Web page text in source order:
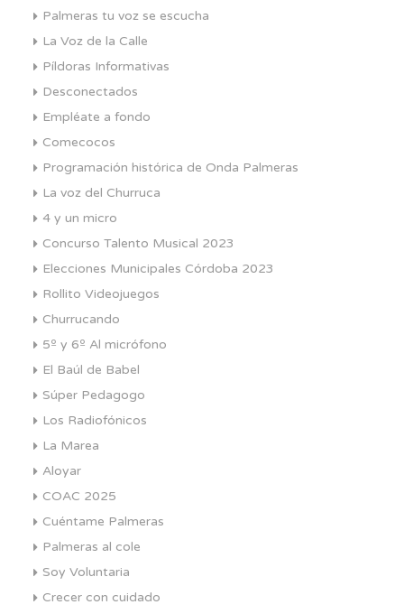
Palmeras tu voz se escucha
La Voz de la Calle
Píldoras Informativas
Desconectados
Empléate a fondo
Comecocos
Programación histórica de Onda Palmeras
La voz del Churruca
4 y un micro
Concurso Talento Musical 2023
Elecciones Municipales Córdoba 2023
Rollito Videojuegos
Churrucando
5º y 6º Al micrófono
El Baúl de Babel
Súper Pedagogo
Los Radiofónicos
La Marea
Aloyar
COAC 2025
Cuéntame Palmeras
Palmeras al cole
Soy Voluntaria
Crecer con cuidado